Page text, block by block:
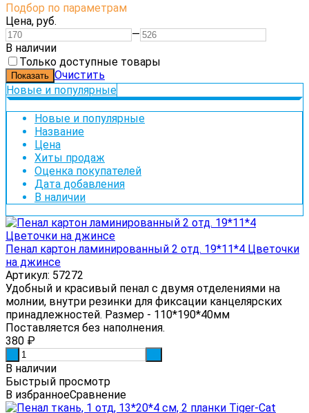
Подбор по параметрам
Цена, руб.
—
В наличии
Только доступные товары
Очистить
Новые и популярные
Новые и популярные
Название
Цена
Хиты продаж
Оценка покупателей
Дата добавления
В наличии
Пенал картон ламинированный 2 отд. 19*11*4 Цветочки
на джинсе
Артикул: 57272
Удобный и красивый пенал с двумя отделениями на
молнии, внутри резинки для фиксации канцелярских
принадлежностей. Размер - 110*190*40мм
Поставляется без наполнения.
380 ₽
В наличии
Быстрый просмотр
В избранноеСравнение